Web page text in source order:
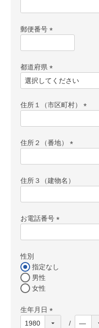
須)
郵便番号
須)
都道府県
(必
須)
住所１（市区町村）
須)
住所２（番地）
須)
住所３（建物名）
お電話番号
須)
性別
指定なし
男性
女性
生年月日
(必